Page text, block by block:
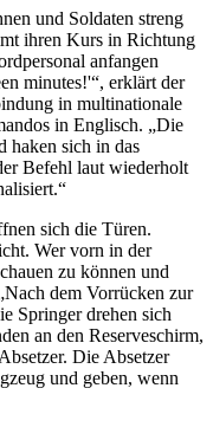
und Soldaten streng
ihren Kurs in Richtung
anfangen
minutes!'“, erklärt der
in multinationale
in Englisch. „Die
haken sich in das
Befehl laut wiederholt
sich die Türen.
Wer vorn in der
zu können und
dem Vorrücken zur
Springer drehen sich
an den Reserveschirm,
Die Absetzer
und geben, wenn